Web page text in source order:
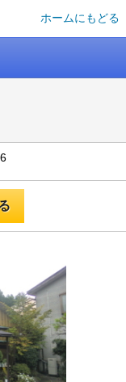
ホームにもどる